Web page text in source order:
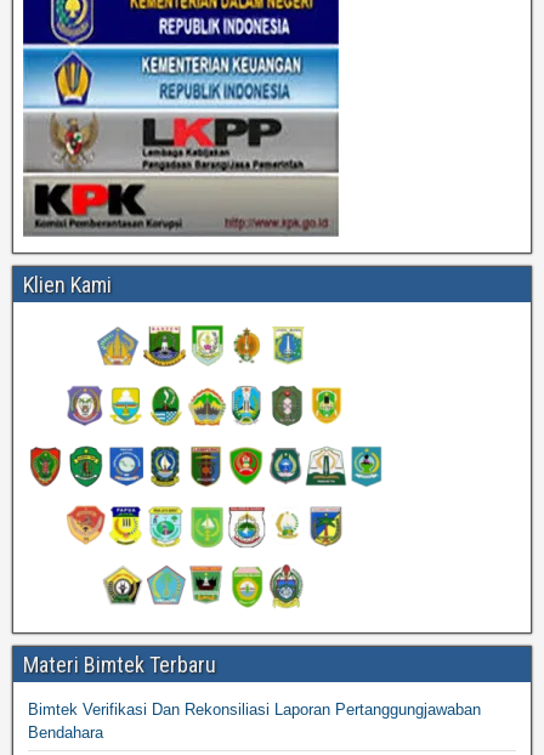
Klien Kami
Materi Bimtek Terbaru
Bimtek Verifikasi Dan Rekonsiliasi Laporan Pertanggungjawaban
Bendahara